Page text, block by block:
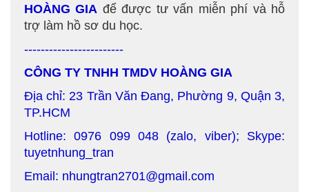
HOÀNG GIA để được tư vấn miễn phí và hỗ
trợ làm hồ sơ du học.
------------------------
CÔNG TY TNHH TMDV HOÀNG GIA
Địa chỉ: 23 Trần Văn Đang, Phường 9, Quận 3,
TP.HCM
Hotline: 0976 099 048 (zalo, viber); Skype:
tuyetnhung_tran
Email: nhungtran2701@gmail.com